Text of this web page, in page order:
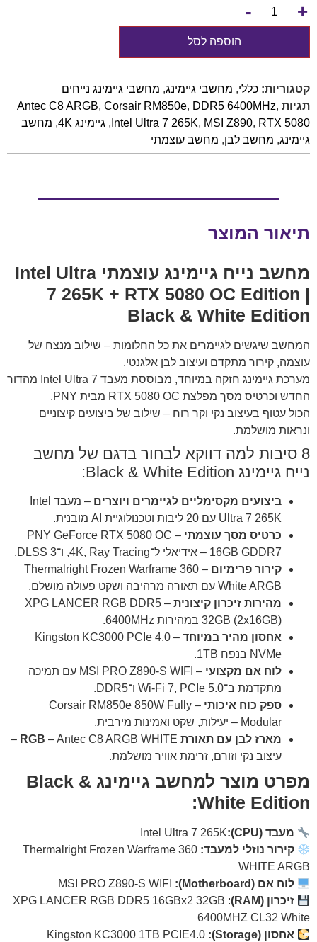
+
-
הוספה לסל
קטגוריות: כללי, מחשבי גיימינג, מחשבי גיימינג נייחים
תגיות
Antec C8 ARGB, Corsair RM850e, DDR5 6400MHz,
Intel Ultra 7 265K, MSI Z890, RTX 5080
, גיימינג 4K , מחשב
גיימינג, מחשב לבן, מחשב עוצמתי
תיאור המוצר
מחשב נייח גיימינג עוצמתי Intel Ultra
7 265K + RTX 5080 OC Edition |
Black & White Edition
המחשב שיגשים לגיימרים את כל החלומות – שילוב מנצח של
עוצמה, קירור מתקדם ועיצוב לבן אלגנטי.
מערכת גיימינג חזקה במיוחד, מבוססת מעבד Intel Ultra 7 מהדור
החדש וכרטיס מסך מפלצת RTX 5080 OC מבית PNY.
הכול עטוף בעיצוב נקי וקר רוח – שילוב של ביצועים קיצוניים
ונראות מושלמת.
8 סיבות למה דווקא לבחור בדגם של מחשב
נייח גיימינג Black & White Edition:
ביצועים מקסימליים לגיימרים ויוצרים
– מעבד Intel
Ultra 7 265K עם 20 ליבות וטכנולוגיית AI מובנית.
כרטיס מסך עוצמתי
– PNY GeForce RTX 5080 OC
16GB GDDR7 – אידיאלי ל־4K, Ray Tracing, ו־DLSS 3.
קירור פרימיום
– Thermalright Frozen Warframe 360
White ARGB עם תאורה מרהיבה ושקט פעולה מושלם.
מהירות זיכרון קיצונית
– XPG LANCER RGB DDR5
32GB (2x16GB) במהירות ‎6400MHz‎.
אחסון מהיר במיוחד
– Kingston KC3000 PCIe 4.0
NVMe בנפח ‎1TB‎.
לוח אם מקצועי
– MSI PRO Z890-S WIFI עם תמיכה
מתקדמת ב־Wi-Fi 7, PCIe 5.0 ו־DDR5.
ספק כוח איכותי
– Corsair RM850e 850W Fully
Modular – יעילות, שקט ואמינות מירבית.
מארז לבן עם תאורת RGB
– Antec C8 ARGB WHITE –
עיצוב נקי וזורם, זרימת אוויר מושלמת.
מפרט מוצר למחשב גיימינג Black &
White Edition:
מעבד (CPU):
Intel Ultra 7 265K
קירור נוזלי למעבד: Thermalright Frozen Warframe 360
WHITE ARGB
לוח אם (Motherboard):
זיכרון (RAM)
: XPG LANCER RGB DDR5 16GBx2 32GB
6400MHZ CL32 White
אחסון (Storage):
Kingston KC3000 1TB PCIE4.0